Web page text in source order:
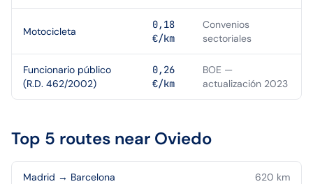
Motocicleta
0,18
€/km
Convenios
sectoriales
Funcionario público
(R.D. 462/2002)
0,26
€/km
BOE —
actualización 2023
Top 5 routes near Oviedo
Madrid → Barcelona 620 km